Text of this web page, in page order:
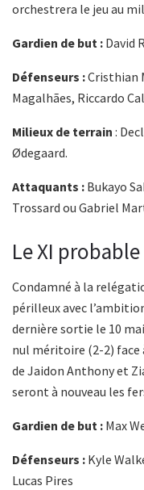
orchestrera le jeu au
Gardien de but : David
Défenseurs :Cristhian
Magalhães, Riccardo
Milieux de terrain :
Ødegaard.
Attaquants : Bukayo
Trossard ou Gabriel
Le XI
Condamné à la
périlleux avec
dernière sortie le 10
nul méritoire (2-2) face
de Jaidon Anthony et
seront à nouveau les
Gardien de but : Max
Défenseurs : Kyle
Lucas Pires